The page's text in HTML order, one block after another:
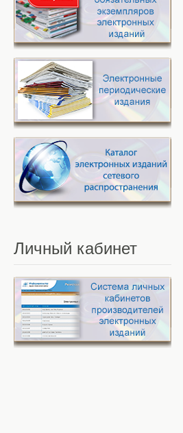
Личный кабинет